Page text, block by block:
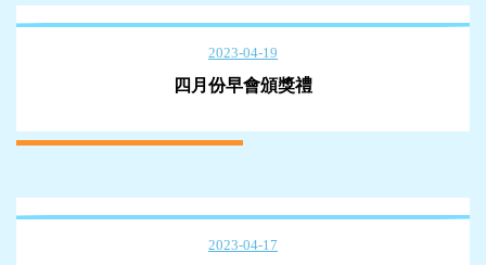
2023-04-19
四月份早會頒獎禮
2023-04-17